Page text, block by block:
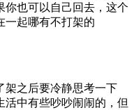
你也可以自己回去，这个
一起哪有不打架的
架之后要冷静思考一下
活中有些吵吵闹闹的，但